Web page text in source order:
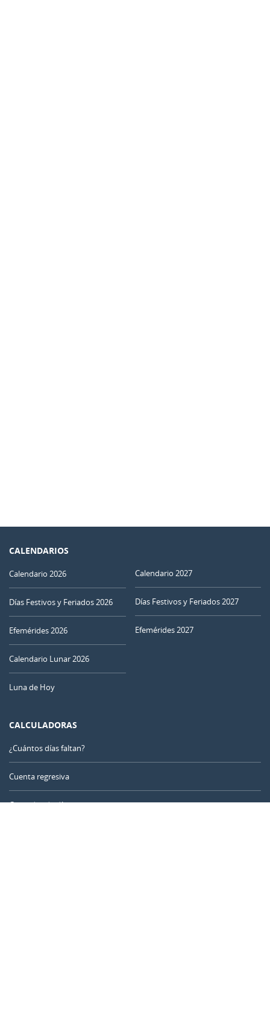
CALENDARIOS
Calendario 2026
Días Festivos y Feriados 2026
Efemérides 2026
Calendario Lunar 2026
Luna de Hoy
Calendario 2027
Días Festivos y Feriados 2027
Efemérides 2027
CALCULADORAS
¿Cuántos días faltan?
Cuenta regresiva
Contador de días